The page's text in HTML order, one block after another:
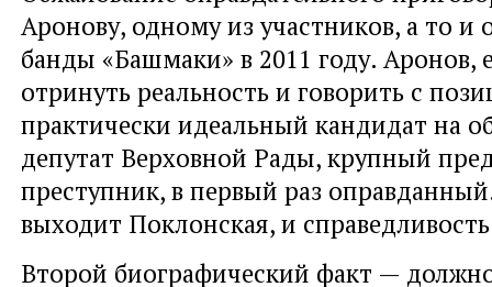
Аронову, одному из участников, а то и
банды «Башмаки» в 2011 году. Аронов,
отринуть реальность и говорить с
практически идеальный кандидат на
депутат Верховной Рады, крупный
преступник, в первый раз
выходит Поклонская, и
Второй биографический факт —